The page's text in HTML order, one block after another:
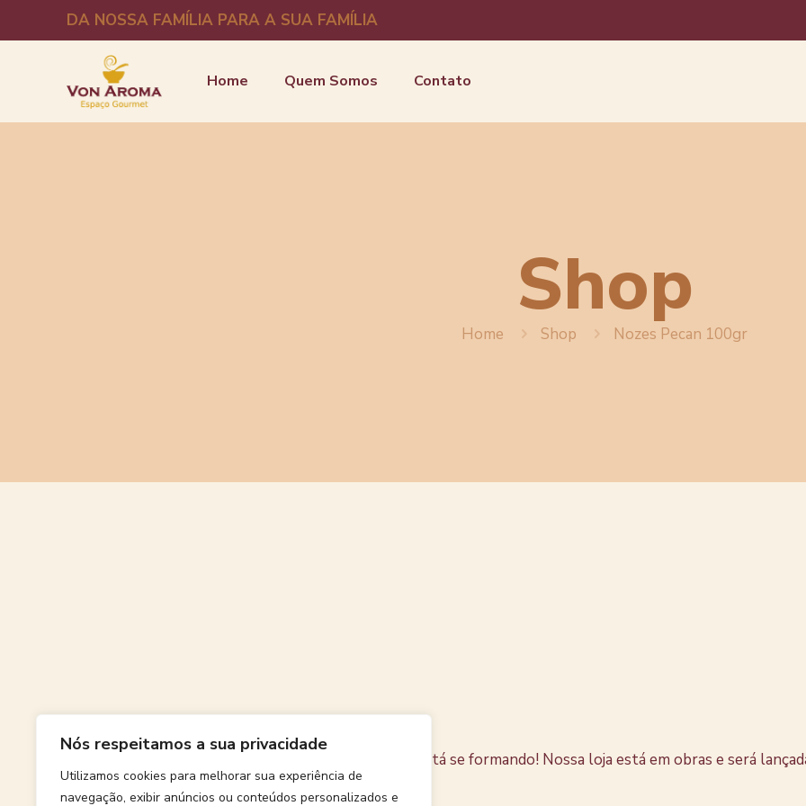
Nós respeitamos a sua privacidade
Utilizamos cookies para melhorar sua experiência de
navegação, exibir anúncios ou conteúdos personalizados e
DA NOSSA FAMÍLIA PARA A SUA FAMÍLIA
Home Quem Somos Contato
Shop
Home Shop Nozes Pecan 100gr
Algo grande está se formando! Nossa loja está em obras e será